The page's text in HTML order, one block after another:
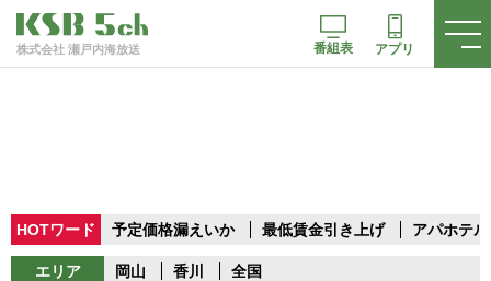
株式会社 瀬戸内海放送 番組表 アプリ
HOTワード 予定価格漏えいか 最低賃金引き上げ アパホテル
エリア 岡山 香川 全国